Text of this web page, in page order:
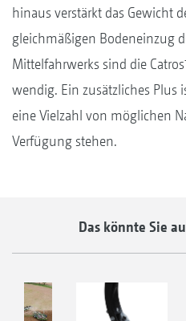
hinaus verstärkt das Gewicht
gleichmäßigen Bodeneinzug
Mittelfahrwerks sind die Catros
wendig. Ein zusätzliches Plus
eine Vielzahl von möglichen
Verfügung stehen.
Das könnte Sie